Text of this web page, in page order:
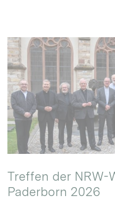
Treffen der NRW-
Paderborn 2026